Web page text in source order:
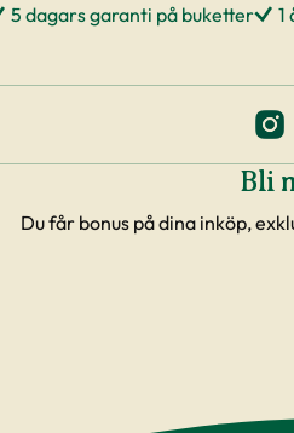
5 dagars garanti på buketter 1
Bli
Du får bonus på dina inköp,